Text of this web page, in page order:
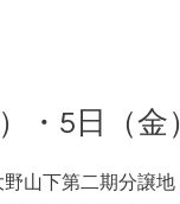
・5日（
野山下第二期分譲地